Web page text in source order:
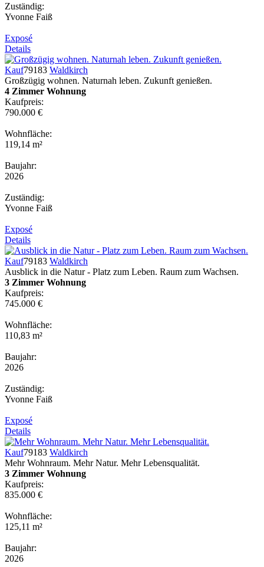
Zuständig:
Yvonne Faiß
Exposé
Details
Kauf79183 Waldkirch
Großzügig wohnen. Naturnah leben. Zukunft genießen.
4 Zimmer Wohnung
Kaufpreis:
790.000 €
Wohnfläche:
119,14 m²
Baujahr:
2026
Zuständig:
Yvonne Faiß
Exposé
Details
Kauf79183 Waldkirch
Ausblick in die Natur - Platz zum Leben. Raum zum Wachsen.
3 Zimmer Wohnung
Kaufpreis:
745.000 €
Wohnfläche:
110,83 m²
Baujahr:
2026
Zuständig:
Yvonne Faiß
Exposé
Details
Kauf79183 Waldkirch
Mehr Wohnraum. Mehr Natur. Mehr Lebensqualität.
3 Zimmer Wohnung
Kaufpreis:
835.000 €
Wohnfläche:
125,11 m²
Baujahr:
2026